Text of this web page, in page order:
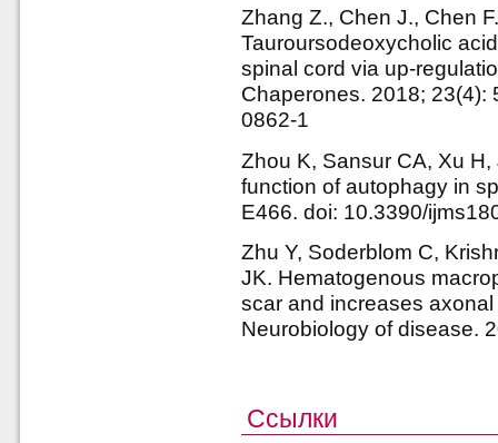
Zhang Z., Chen J., Chen
Tauroursodeoxycholic
spinal cord via up-
Chaperones. 2018; 23(4):
0862-1
Zhou K, Sansur CA, Xu
function of autophagy in
E466. doi: 10.3390/
Zhu Y, Soderblom C,
JK. Hematogenous
scar and increases
Neurobiology of disease.
Ссылки